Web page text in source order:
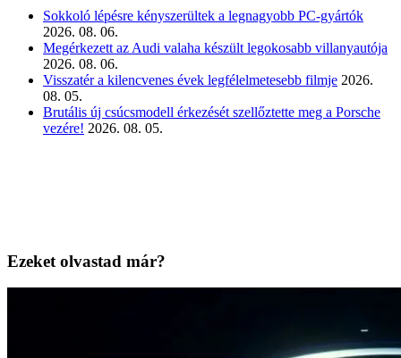
Sokkoló lépésre kényszerültek a legnagyobb PC-gyártók
2026. 08. 06.
Megérkezett az Audi valaha készült legokosabb villanyautója
2026. 08. 06.
Visszatér a kilencvenes évek legfélelmetesebb filmje 2026.
08. 05.
Brutális új csúcsmodell érkezését szellőztette meg a Porsche
vezére! 2026. 08. 05.
Ezeket olvastad már?